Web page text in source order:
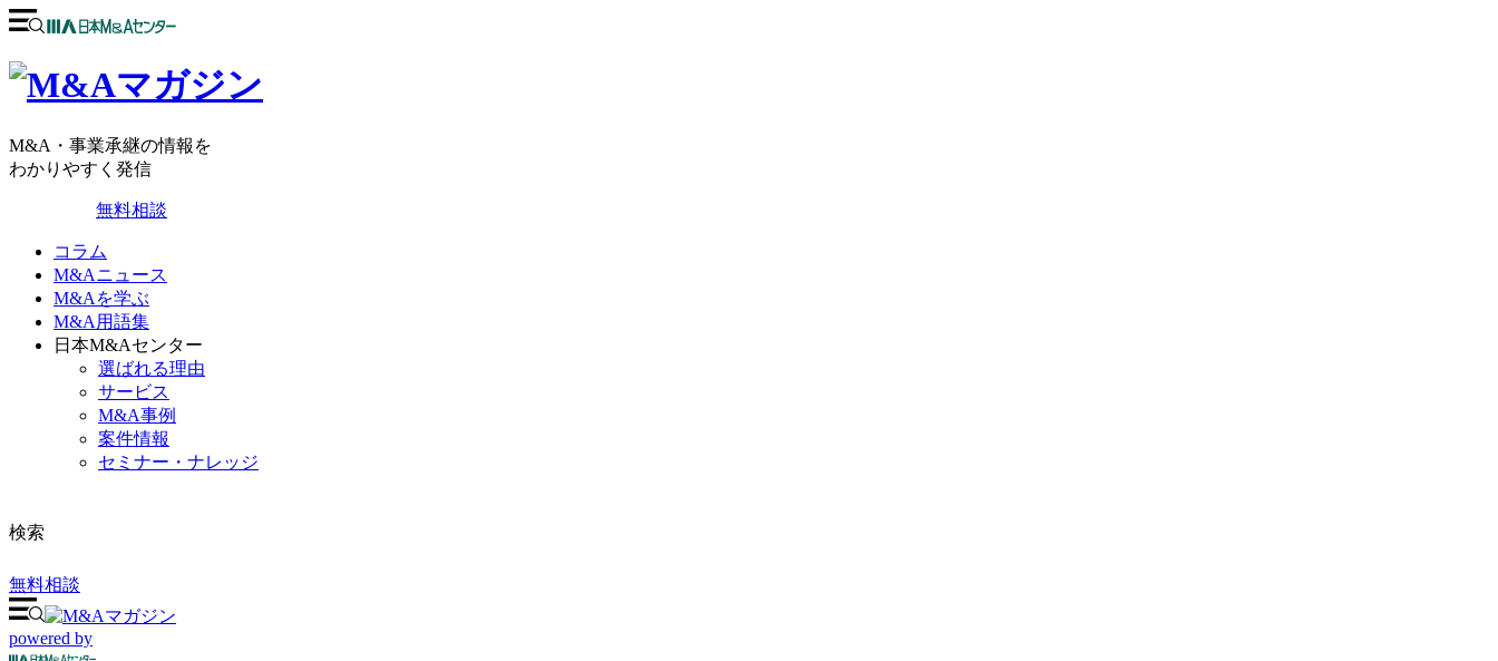
M&A・事業承継の情報を
わかりやすく発信
無料相談
コラム
M&Aニュース
M&Aを学ぶ
M&A用語集
日本M&Aセンター
選ばれる理由
サービス
M&A事例
案件情報
セミナー・ナレッジ
検索
無料相談
powered by